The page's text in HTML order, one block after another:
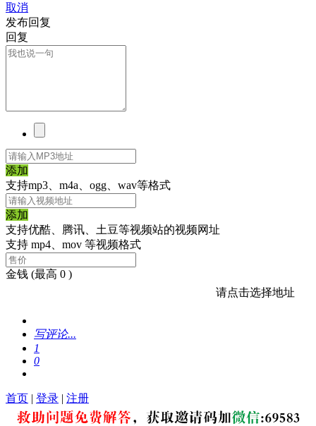
取消
发布回复
回复
添加
支持mp3、m4a、ogg、wav等格式
添加
支持优酷、腾讯、土豆等视频站的视频网址
支持 mp4、mov 等视频格式
金钱 (最高 0 )
请点击选择地址
写评论...
1
0
首页 | 登录 | 注册